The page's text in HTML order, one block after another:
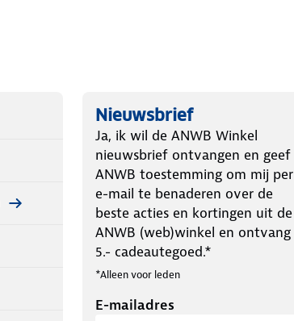
Nieuwsbrief
Ja, ik wil de ANWB Winkel
nieuwsbrief ontvangen en geef
ANWB toestemming om mij per
e-mail te benaderen over de
beste acties en kortingen uit de
ANWB (web)winkel en ontvang
5.- cadeautegoed.*
*Alleen voor leden
E-mailadres